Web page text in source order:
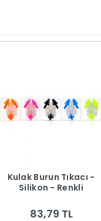
Kulak Burun Tıkacı -
Silikon - Renkli
83,79 TL